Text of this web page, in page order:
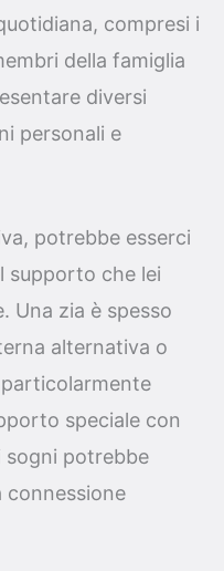
compresi i
della famiglia
diversi
personali e
potrebbe esserci
supporto che lei
Una zia è spesso
alternativa o
speciale con
sogni potrebbe
connessione